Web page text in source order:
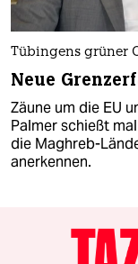
Tübingens grüner
Neue
Zäune um die EU
Palmer schießt
die Maghreb-
anerkennen.